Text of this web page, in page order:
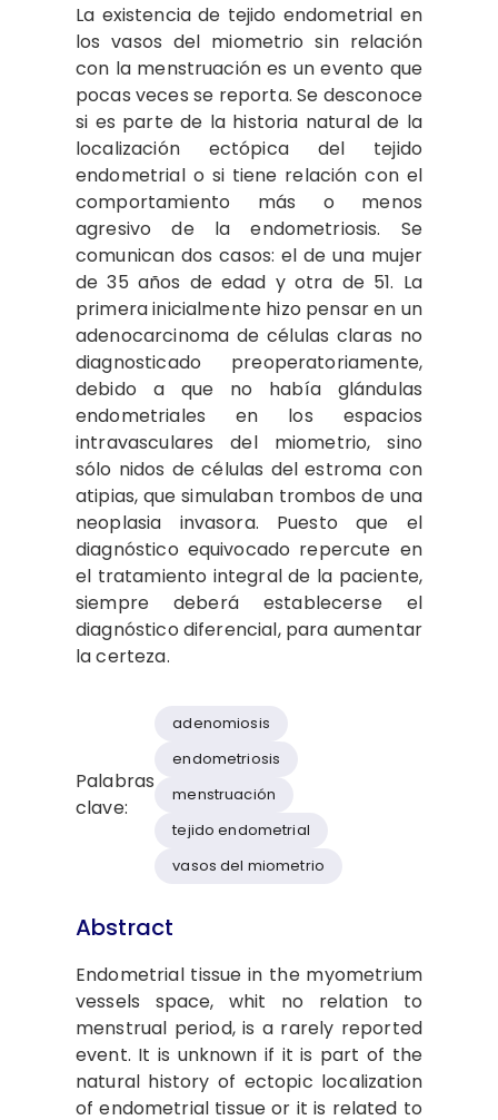
La existencia de tejido endometrial en
los vasos del miometrio sin relación
con la menstruación es un evento que
pocas veces se reporta. Se desconoce
si es parte de la historia natural de la
localización ectópica del tejido
endometrial o si tiene relación con el
comportamiento más o menos
agresivo de la endometriosis. Se
comunican dos casos: el de una mujer
de 35 años de edad y otra de 51. La
primera inicialmente hizo pensar en un
adenocarcinoma de células claras no
diagnosticado preoperatoriamente,
debido a que no había glándulas
endometriales en los espacios
intravasculares del miometrio, sino
sólo nidos de células del estroma con
atipias, que simulaban trombos de una
neoplasia invasora. Puesto que el
diagnóstico equivocado repercute en
el tratamiento integral de la paciente,
siempre deberá establecerse el
diagnóstico diferencial, para aumentar
la certeza.
Palabras
clave:
adenomiosis
endometriosis
menstruación
tejido endometrial
vasos del miometrio
Abstract
Endometrial tissue in the myometrium
vessels space, whit no relation to
menstrual period, is a rarely reported
event. It is unknown if it is part of the
natural history of ectopic localization
of endometrial tissue or it is related to